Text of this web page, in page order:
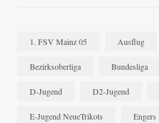
1. FSV Mainz 05 Ausflug
Bezirksoberliga Bundesliga
D-Jugend D2-Jugend
E-Jugend NeueTrikots Engers